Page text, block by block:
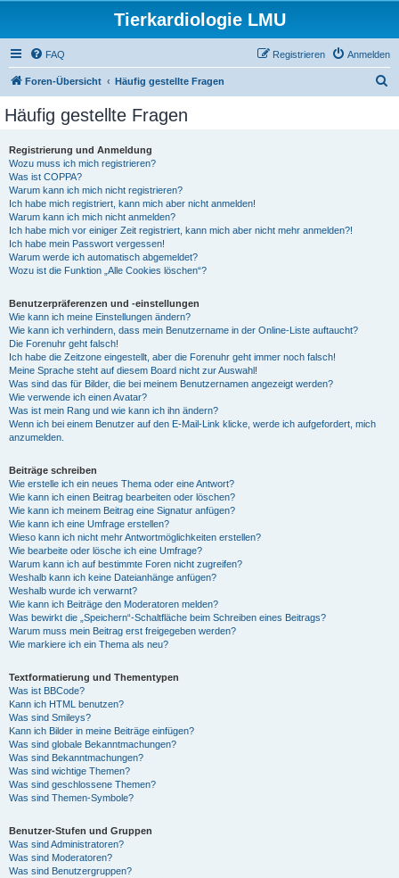
Tierkardiologie LMU
FAQ Anmelden
Registrieren
Foren-Übersicht Häufig gestellte Fragen
Häufig gestellte Fragen
Registrierung und Anmeldung
Wozu muss ich mich registrieren?
Was ist COPPA?
Warum kann ich mich nicht registrieren?
Ich habe mich registriert, kann mich aber nicht anmelden!
Warum kann ich mich nicht anmelden?
Ich habe mich vor einiger Zeit registriert, kann mich aber nicht mehr anmelden?!
Ich habe mein Passwort vergessen!
Warum werde ich automatisch abgemeldet?
Wozu ist die Funktion „Alle Cookies löschen“?
Benutzerpräferenzen und -einstellungen
Wie kann ich meine Einstellungen ändern?
Wie kann ich verhindern, dass mein Benutzername in der Online-Liste auftaucht?
Die Forenuhr geht falsch!
Ich habe die Zeitzone eingestellt, aber die Forenuhr geht immer noch falsch!
Meine Sprache steht auf diesem Board nicht zur Auswahl!
Was sind das für Bilder, die bei meinem Benutzernamen angezeigt werden?
Wie verwende ich einen Avatar?
Was ist mein Rang und wie kann ich ihn ändern?
Wenn ich bei einem Benutzer auf den E-Mail-Link klicke, werde ich aufgefordert, mich
anzumelden.
Beiträge schreiben
Wie erstelle ich ein neues Thema oder eine Antwort?
Wie kann ich einen Beitrag bearbeiten oder löschen?
Wie kann ich meinem Beitrag eine Signatur anfügen?
Wie kann ich eine Umfrage erstellen?
Wieso kann ich nicht mehr Antwortmöglichkeiten erstellen?
Wie bearbeite oder lösche ich eine Umfrage?
Warum kann ich auf bestimmte Foren nicht zugreifen?
Weshalb kann ich keine Dateianhänge anfügen?
Weshalb wurde ich verwarnt?
Wie kann ich Beiträge den Moderatoren melden?
Was bewirkt die „Speichern“-Schaltfläche beim Schreiben eines Beitrags?
Warum muss mein Beitrag erst freigegeben werden?
Wie markiere ich ein Thema als neu?
Textformatierung und Thementypen
Was ist BBCode?
Kann ich HTML benutzen?
Was sind Smileys?
Kann ich Bilder in meine Beiträge einfügen?
Was sind globale Bekanntmachungen?
Was sind Bekanntmachungen?
Was sind wichtige Themen?
Was sind geschlossene Themen?
Was sind Themen-Symbole?
Benutzer-Stufen und Gruppen
Was sind Administratoren?
Was sind Moderatoren?
Was sind Benutzergruppen?